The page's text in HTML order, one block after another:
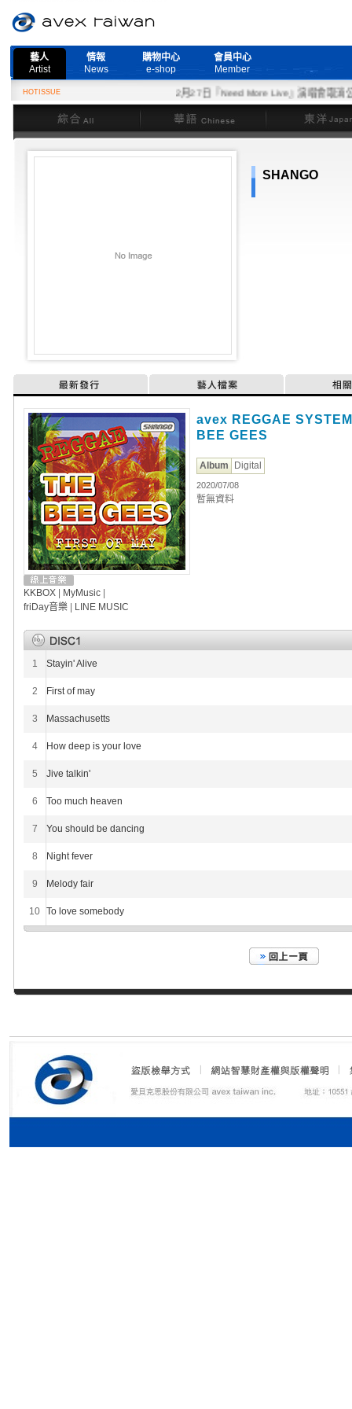
藝人
Artist
情報
News
購物中心
e-shop
會員中心
Member
HOTISSUE
2月27日『Need More Live』演唱會取消公告
綜合
華語 東洋
SHANGO
最新發行 藝人檔案 相
KKBOX MyMusic
friDay音樂
LINE MUSIC
avex REGGAE
BEE GEES
Album Digital
2020/07/08
暫無資料
1 Stayin' Alive
2 First of may
3 Massachusetts
4 How deep is your love
5 Jive talkin'
6 Too much heaven
7 You should be dancing
8 Night fever
9 Melody fair
10 To love somebody